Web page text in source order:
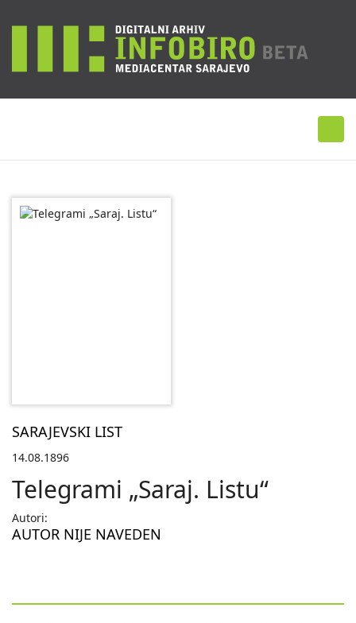
SARAJEVSKI LIST
14.08.1896
Telegrami „Saraj. Listu“
Autori:
AUTOR NIJE NAVEDEN